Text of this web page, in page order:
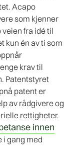
Acapo
som kjenner
fra idé til
kun én av ti som
krav til
Patentstyret
patent er
av rådgivere og
rettigheter.
innen
i gang med